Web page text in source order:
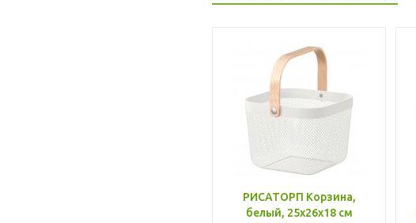
РИСАТОРП Корзина,
белый, 25x26x18 см